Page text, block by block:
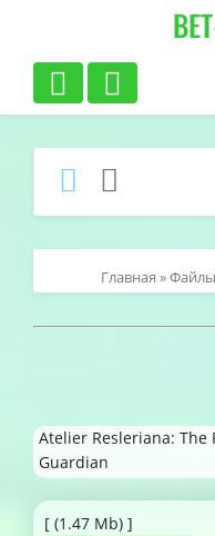
BET
Главная »Файлы
Atelier Resleriana:
Guardian
[ (1.47 Mb) ]